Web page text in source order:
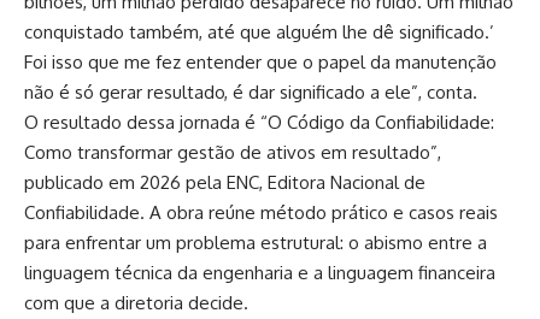
conquistado também, até que alguém lhe dê significado.’
Foi isso que me fez entender que o papel da manutenção
não é só gerar resultado, é dar significado a ele”, conta.
O resultado dessa jornada é “O Código da Confiabilidade:
Como transformar gestão de ativos em resultado”,
publicado em 2026 pela ENC, Editora Nacional de
Confiabilidade. A obra reúne método prático e casos reais
para enfrentar um problema estrutural: o abismo entre a
linguagem técnica da engenharia e a linguagem financeira
com que a diretoria decide.